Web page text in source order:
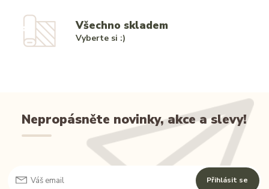
Všechno skladem
Vyberte si :)
Nepropásněte novinky, akce a slevy!
Přihlásit se